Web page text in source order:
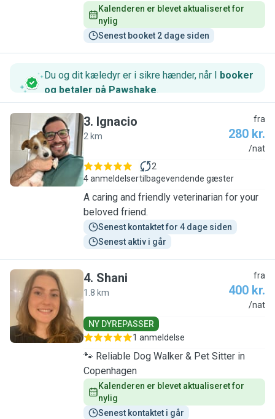
Kalenderen er blevet aktualiseret for
nylig
Senest booket 2 dage siden
Du og dit kæledyr er i sikre hænder, når I booker
og betaler på Pawshake.
I
3. Ignacio
2 km
fra
280 kr.
/nat
4 anmeldelser
2
tilbagevendende gæster
A caring and friendly veterinarian for your
beloved friend.
Senest kontaktet for 4 dage siden
Senest aktiv i går
S
4. Shani
1.8 km
fra
400 kr.
/nat
NY DYREPASSER
1 anmeldelse
🐾 Reliable Dog Walker & Pet Sitter in
Copenhagen
Kalenderen er blevet aktualiseret for
nylig
Senest kontaktet i går